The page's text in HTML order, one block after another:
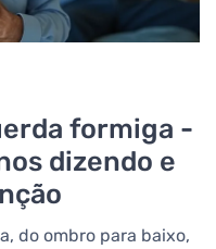
formiga -
dizendo e
do ombro para baixo,